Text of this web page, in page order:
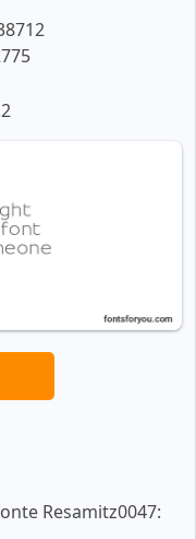
Resamitz0047: